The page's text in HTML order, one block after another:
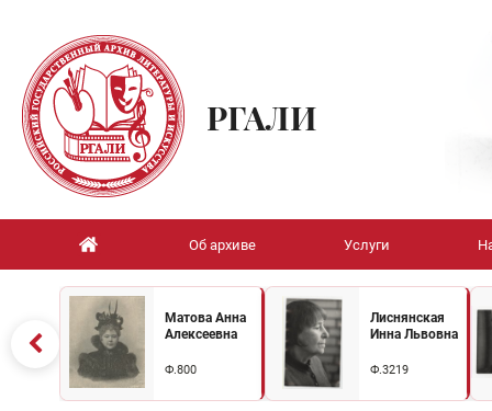
РГАЛИ
Об архиве Услуги
Матова Анна
Алексеевна
Ф.800
Лиснянская
Инна Львовна
Ф.3219